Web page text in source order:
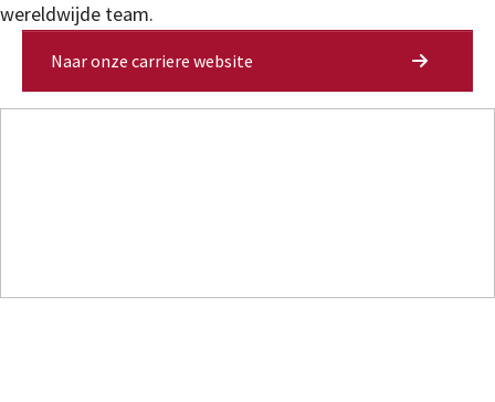
wereldwijde team.
Naar onze carriere website